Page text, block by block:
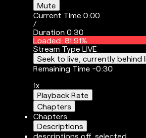
Mute
Current Time0:00
/
Duration0:30
Loaded:81.91%
Stream TypeLIVE
Seek to live, currently behind
Remaining Time -0:30
1x
Playback Rate
Chapters
Chapters
Descriptions
descriptions off, selected